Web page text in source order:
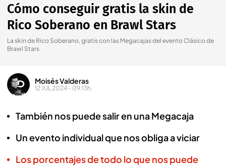
Cómo conseguir gratis la skin de
Rico Soberano en Brawl Stars
La skin de Rico Soberano, gratis con las Megacajas del evento Clásico de
Brawl Stars
Moisés Valderas
12 JUL 2024 - 09:13h.
También nos puede salir en una Megacaja
Un evento individual que nos obliga a viciar
Los porcentajes de todo lo que nos puede